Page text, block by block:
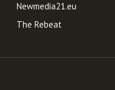
Newmedia21.eu
The Rebeat